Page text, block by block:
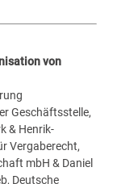
von
Geschäftsstelle,
& Henrik-
Vergaberecht,
mbH & Daniel
Deutsche